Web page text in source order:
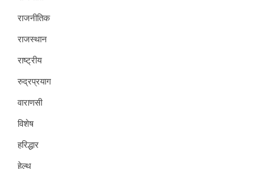
राजनीतिक
राजस्थान
राष्ट्रीय
रुद्रप्रयाग
वाराणसी
विशेष
हरिद्धार
हेल्थ